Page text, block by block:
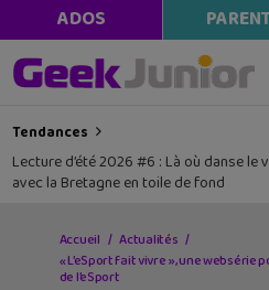
ADOS
Tendances
Lecture d’été 2026 #6 : Là où danse le
avec la Bretagne en toile de fond
Accueil
Actualités
« L’eSport fait vivre », une websérie
de l’eSport